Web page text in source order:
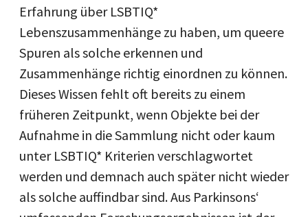
Erfahrung über LSBTIQ*
Lebenszusammenhänge zu haben, um queere
Spuren als solche erkennen und
Zusammenhänge richtig einordnen zu können.
Dieses Wissen fehlt oft bereits zu einem
früheren Zeitpunkt, wenn Objekte bei der
Aufnahme in die Sammlung nicht oder kaum
unter LSBTIQ* Kriterien verschlagwortet
werden und demnach auch später nicht wieder
als solche auffindbar sind. Aus Parkinsons‘